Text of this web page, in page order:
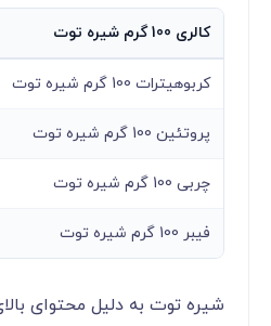
کالری 100 گرم شیره توت
کربوهیترات 100 گرم شیره توت
پروتئین 100 گرم شیره توت
چربی 100 گرم شیره توت
فیبر 100 گرم شیره توت
شیره توت به دلیل محتوای